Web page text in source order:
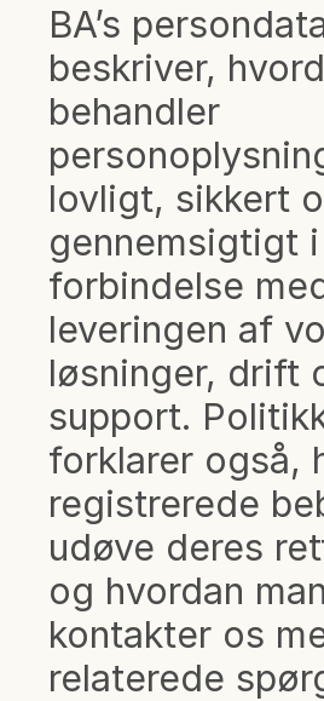
BA’s
beskriver,
behandler
lovligt, sikkert
gennemsigtigt i
forbindelse
leveringen af
løsninger, drift
support.
forklarer også,
registrerede
udøve deres
og hvordan man
kontakter os
relaterede